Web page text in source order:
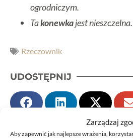
Zarządzaj
Aby zapewnić jak najlepsze wrażenia,
ogrodniczym.
Takonewkajest nieszczelna.
Rzeczownik
UDOSTĘPNIJ